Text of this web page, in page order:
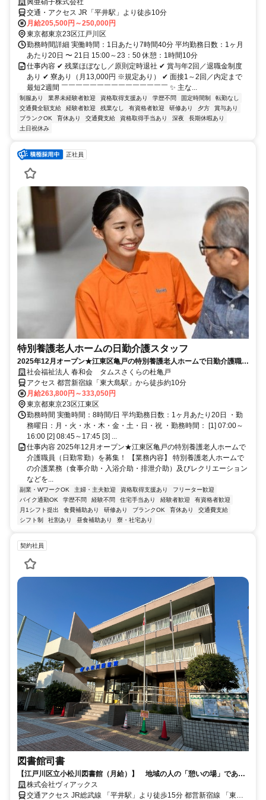
興亜硝子株式会社
交通・アクセス JR「平井駅」より徒歩10分
月給205,500円～250,000円
東京都東京23区江戸川区
勤務時間詳細 実働時間：1日あたり7時間40分 平均勤務日数：1ヶ月
あたり20日 〜 21日 15:00～23：50 休憩：1時間10分
仕事内容 ✔ 残業ほぼなし／原則定時退社 ✔ 賞与年2回／退職金制度
あり ✔ 寮あり（月13,000円 ※規定あり） ✔ 面接1～2回／内定まで
最短2週間 ￣￣￣￣￣￣￣￣￣￣￣￣￣￣￣ ✨ 主な...
制服あり 業界未経験者歓迎 資格取得支援あり 学歴不問 固定時間制
転勤なし
交通費全額支給
経験者歓迎 残業なし 有資格者歓迎 研修あり 夕方
賞与あり
ブランクOK
育休あり 交通費支給 資格取得手当あり 深夜
長期休暇あり
土日祝休み
正社員
特別養護老人ホームの日勤介護スタッフ
2025年12月オープン★江東区亀戸の特別養護老人ホームで日勤介護職員
を募集！夜勤なし/日勤常勤
社会福祉法人 春和会 タムスさくらの杜亀戸
アクセス 都営新宿線「東大島駅」から徒歩約10分
月給263,800円～333,050円
東京都東京23区江東区
勤務時間 実働時間：8時間/日 平均勤務日数：1ヶ月あたり20日 ・勤
務曜日：月・火・水・木・金・土・日・祝 ・勤務時間： [1] 07:00～
16:00 [2] 08:45～17:45 [3] ...
仕事内容 2025年12月オープン★江東区亀戸の特別養護老人ホームで
介護職員（日勤常勤）を募集！ 【業務内容】 特別養護老人ホームで
の介護業務（食事介助・入浴介助・排泄介助）及びレクリエーション
などを...
副業・WワークOK 主婦・主夫歓迎 資格取得支援あり
フリーター歓迎
バイク通勤OK
学歴不問 経験不問 住宅手当あり 経験者歓迎
有資格者歓迎
月1シフト提出
食費補助あり 研修あり ブランクOK 育休あり
交通費支給
シフト制
社割あり 昼食補助あり 寮・社宅あり
契約社員
図書館司書
【江戸川区立小松川図書館（月給）】 地域の人の「憩いの場」である
小松川図書館で一緒に働きませんか。
株式会社ヴィアックス
交通アクセス JR総武線 「平井駅」より徒歩15分 都営新宿線 「東大